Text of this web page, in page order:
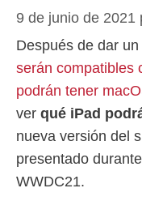
9 de junio de 2021
Después de dar
serán compatibles
podrán tener
ver qué iPad
nueva versión del
presentado
WWDC21.